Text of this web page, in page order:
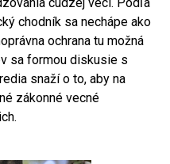
cudzej veci. Podľa
chodník sa nechápe ako
ochrana tu možná
sa formou diskusie s
snaží o to, aby na
zákonné vecné